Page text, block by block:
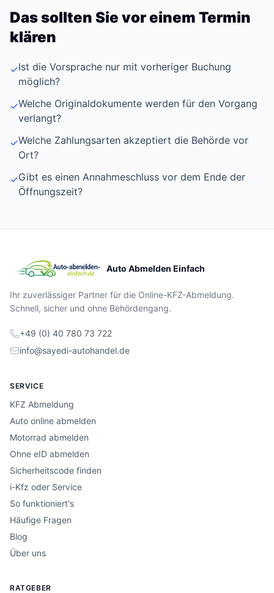
Das sollten Sie vor einem Termin
klären
✓Ist die Vorsprache nur mit vorheriger Buchung
möglich?
✓Welche Originaldokumente werden für den Vorgang
verlangt?
✓Welche Zahlungsarten akzeptiert die Behörde vor
Ort?
✓Gibt es einen Annahmeschluss vor dem Ende der
Öffnungszeit?
Auto Abmelden Einfach
Ihr zuverlässiger Partner für die Online-KFZ-Abmeldung.
Schnell, sicher und ohne Behördengang.
+49 (0) 40 780 73 722
info@sayedi-autohandel.de
SERVICE
KFZ Abmeldung
Auto online abmelden
Motorrad abmelden
Ohne eID abmelden
Sicherheitscode finden
i-Kfz oder Service
So funktioniert's
Häufige Fragen
Blog
Über uns
RATGEBER